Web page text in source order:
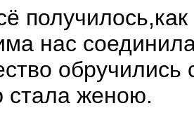
нас
обручились
женою.